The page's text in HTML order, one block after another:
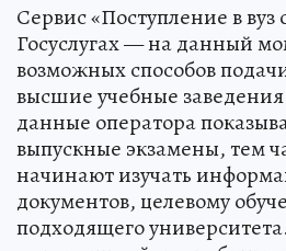
Сервис «Поступление в
Госуслугах — на данный
возможных способов
высшие учебные
данные оператора
выпускные экзамены, тем
начинают изучать
документов, целевому
подходящего